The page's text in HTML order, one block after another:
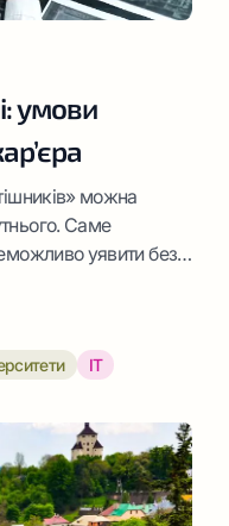
умови
можна
Саме
уявити без
транспорту та
IT